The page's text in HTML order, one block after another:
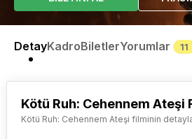
DetayKadroBiletlerYorumlar 11
Kötü Ruh: Cehennem Ateşi
Kötü Ruh: Cehennem Ateşi filminin